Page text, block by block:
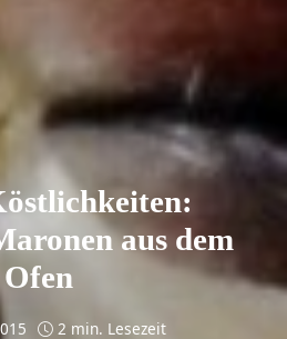
aus dem
Ofen
2 min. Lesezeit